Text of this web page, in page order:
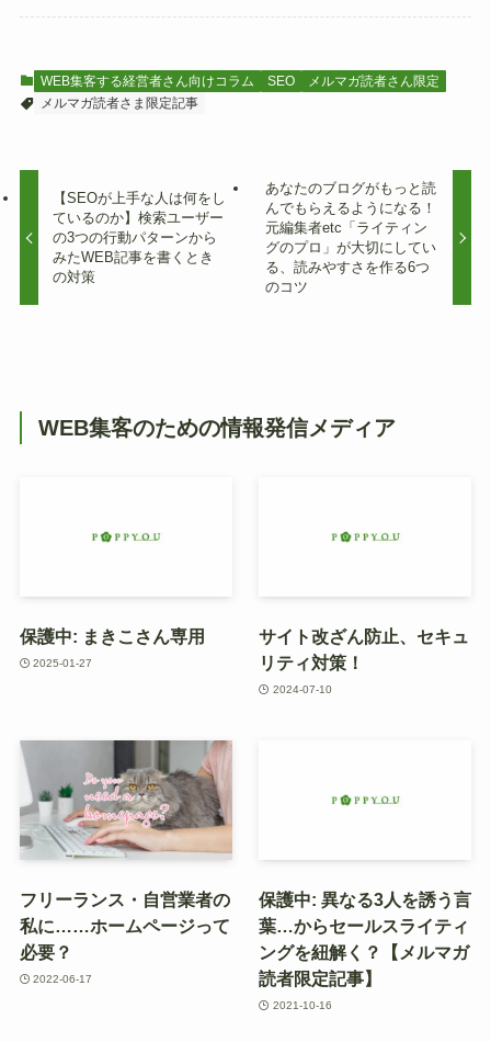
WEB集客する経営者さん向けコラム SEO
メルマガ読者さん限定
メルマガ読者さま限定記事
【SEOが上手な人は何をし
ているのか】検索ユーザー
の3つの行動パターンから
みたWEB記事を書くとき
の対策
あなたのブログがもっと読
んでもらえるようになる！
元編集者etc「ライティン
グのプロ」が大切にしてい
る、読みやすさを作る6つ
のコツ
WEB集客のための情報発信メディア
保護中: まきこさん専用
2025-01-27
サイト改ざん防止、セキュ
リティ対策！
2024-07-10
フリーランス・自営業者の
私に……ホームページって
必要？
2022-06-17
保護中: 異なる3人を誘う言
葉…からセールスライティ
ングを紐解く？【メルマガ
読者限定記事】
2021-10-16